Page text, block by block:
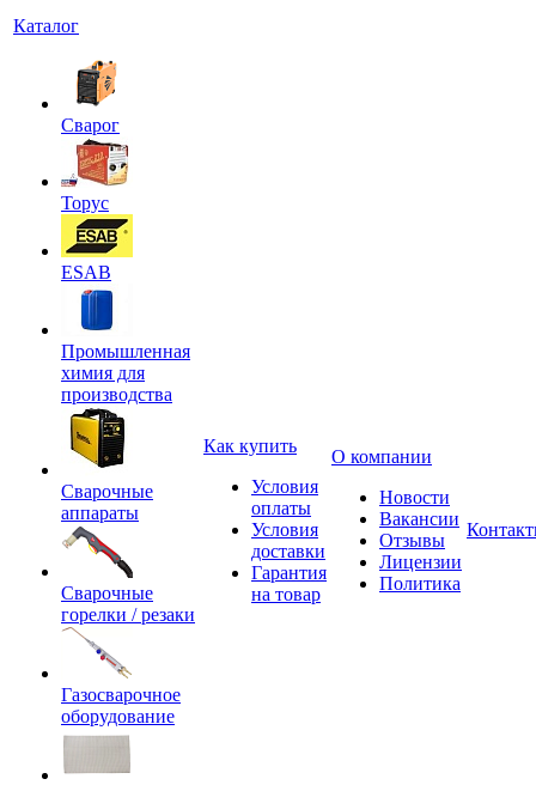
Каталог
Сварог
Торус
ESAB
Промышленная
химия для
производства
Сварочные
аппараты
Сварочные
горелки / резаки
Газосварочное
оборудование
Как купить
Условия
оплаты
Условия
доставки
Гарантия
на товар
О компании
Новости
Вакансии
Отзывы
Лицензии
Политика